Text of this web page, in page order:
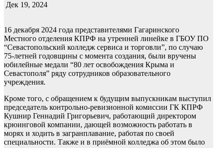
Дек 19, 2024
16 декабря 2024 года представителями Гагаринского
Местного отделения КПРФ на утренней линейке в ГБОУ ПО
“Севастопольский колледж сервиса и торговли”, по случаю
75-летней годовщины с момента создания, были вручены
юбилейные медали “80 лет освобождения Крыма и
Севастополя” ряду сотрудников образовательного
учреждения.
Кроме того, с обращением к будущим выпускникам выступил
председатель контрольно-ревизионной комиссии ГК КПРФ
Кушнир Геннадий Григорьевич, работающий директором
крюинговой компании, дающей возможность работать в
морях и ходить в загранплавание, работая по своей
специальности. Также и в приёмной колледжа об этом было